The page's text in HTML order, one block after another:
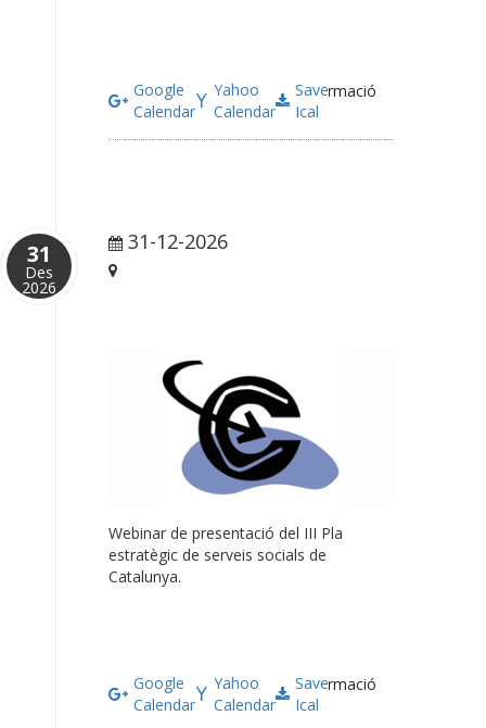
Google
Calendar
Yahoo
Calendar
Save
Ical
Més informació
31
Des
2026
31-12-2026
Webinar de presentació del III Pla
estratègic de serveis socials de
Catalunya.
Google
Calendar
Yahoo
Calendar
Save
Ical
Més informació